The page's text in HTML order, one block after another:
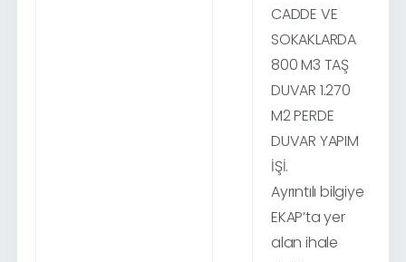
CADDE VE
SOKAKLARDA
800 M3 TAŞ
DUVAR 1.270
M2 PERDE
DUVAR YAPIM
İŞİ.
Ayrıntılı bilgiye
EKAP’ta yer
alan ihale